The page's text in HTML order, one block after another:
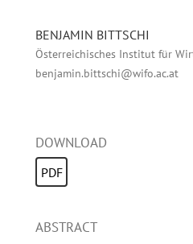
BENJAMIN BITTSCHI
Österreichisches Institut für
benjamin.bittschi@wifo.ac.at
DOWNLOAD
PDF
ABSTRACT